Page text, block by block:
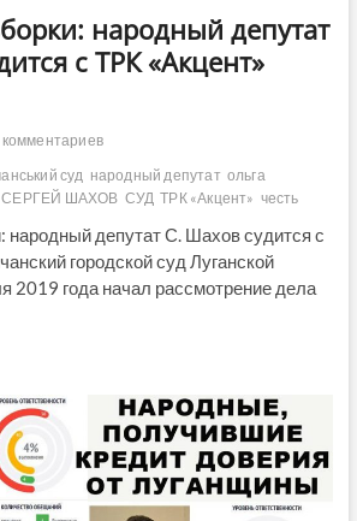
народный депутат
с ТРК «Акцент»
комментариев
суд народный депутат ольга
СЕРГЕЙ ШАХОВ СУД ТРК «Акцент» честь
народный депутат С. Шахов судится с
городской суд Луганской
2019 года начал рассмотрение дела